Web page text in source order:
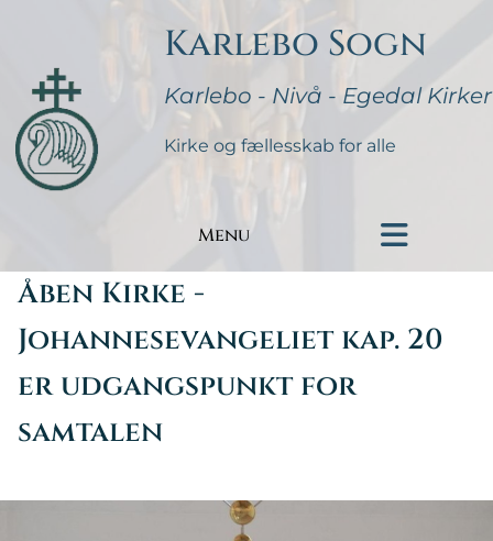
Karlebo Sogn
Karlebo - Nivå - Egedal Kirker
Kirke og fællesskab for alle
Menu
Åben Kirke -
Johannesevangeliet kap. 20
er udgangspunkt for
samtalen